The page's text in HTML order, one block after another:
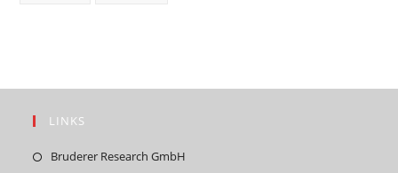
LINKS
Bruderer Research GmbH